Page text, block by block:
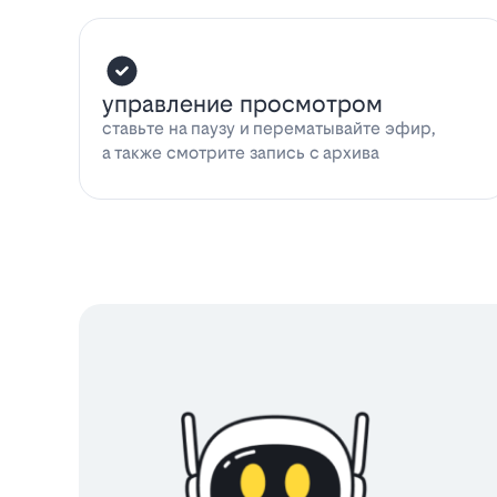
управление просмотром
ставьте на паузу и перематывайте эфир,
а также смотрите запись с архива